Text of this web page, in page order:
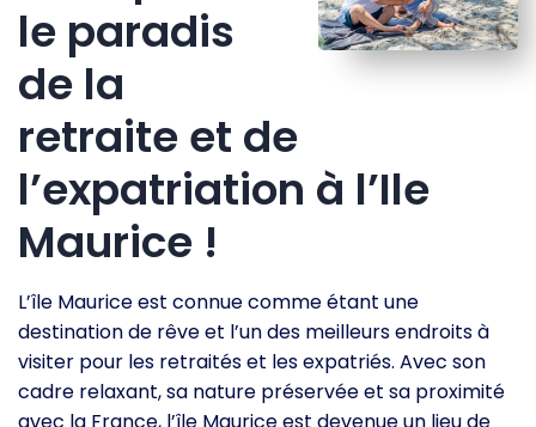
le paradis
de la
retraite et de
l’expatriation à l’Ile
Maurice !
L’île Maurice est connue comme étant une
destination de rêve et l’un des meilleurs endroits à
visiter pour les retraités et les expatriés. Avec son
cadre relaxant, sa nature préservée et sa proximité